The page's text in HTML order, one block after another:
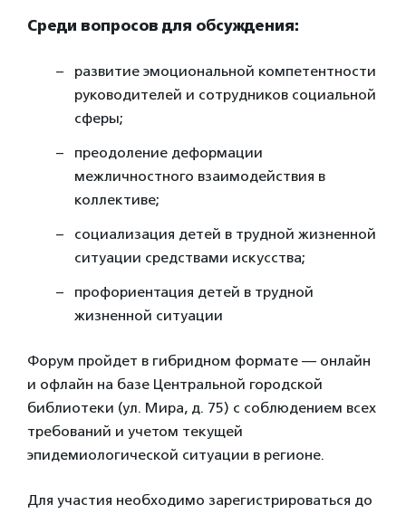
Среди вопросов для обсуждения:
развитие эмоциональной компетентности
руководителей и сотрудников социальной
сферы;
преодоление деформации
межличностного взаимодействия в
коллективе;
социализация детей в трудной жизненной
ситуации средствами искусства;
профориентация детей в трудной
жизненной ситуации
Форум пройдет в гибридном формате — онлайн
и офлайн на базе Центральной городской
библиотеки (ул. Мира, д. 75) с соблюдением всех
требований и учетом текущей
эпидемиологической ситуации в регионе.
Для участия необходимо зарегистрироваться до